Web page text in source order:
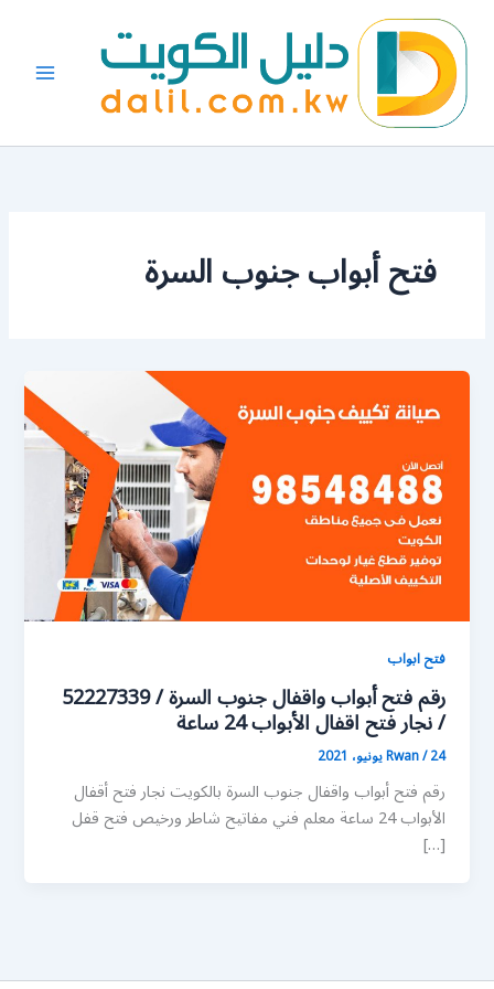
المحتوى
فتح أبواب جنوب السرة
فتح ابواب
رقم فتح أبواب واقفال جنوب السرة / 52227339
/ نجار فتح اقفال الأبواب 24 ساعة
Rwan/24 يونيو، 2021
رقم فتح أبواب واقفال جنوب السرة بالكويت نجار فتح أقفال
الأبواب 24 ساعة معلم فني مفاتيح شاطر ورخيص فتح قفل
[…]